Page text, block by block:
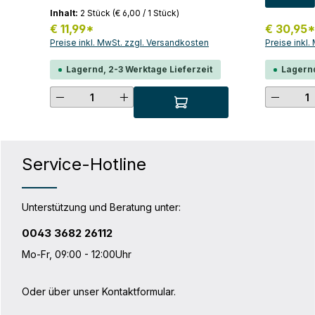
Haken zu locker für deinen
Gepäckträger, so musst du diese mit
den zusätzlichen Einsätzen anpassen.
mm) mit Kunststoffgriff je 2 Einsätze für
Schnapphaken (8, 10 und 12 mm)
Inhalt: 2 Stück(€ 6,00 / 1 Stück)
€ 11,99*
Preise inkl. MwSt. zzgl. Versandkosten
Lagernd, 2-3 Werktage Lieferzeit
Produkt Anzahl: Gib den
eines
ultimative
ist die
mit
Hinweis:
ODER
Packing
mit
16
€ 30,95*
Preise inkl.
Service-Hotline
Unterstützung und Beratung unter:
0043 3682 26112
Mo-Fr, 09:00 - 12:00Uhr
Oder über unser Kontaktformular.